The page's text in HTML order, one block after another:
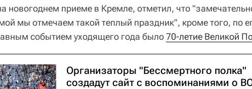
новогоднем приеме в Кремле, отметил, что
мы отмечаем такой теплый праздник", кроме того, по
событием уходящего года было70-летие Великой
Организаторы "Бессмертного полка"
создадут сайт с воспоминаниями о